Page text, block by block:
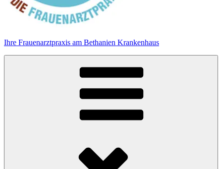
Ihre Frauenarztpraxis am Bethanien Krankenhaus